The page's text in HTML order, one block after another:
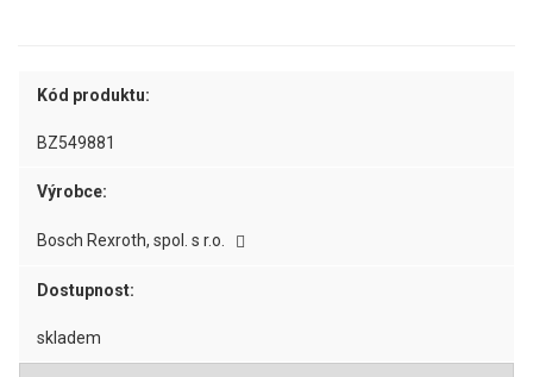
Kód produktu:
BZ549881
Výrobce:
Bosch Rexroth, spol. s r.o.
Dostupnost:
skladem